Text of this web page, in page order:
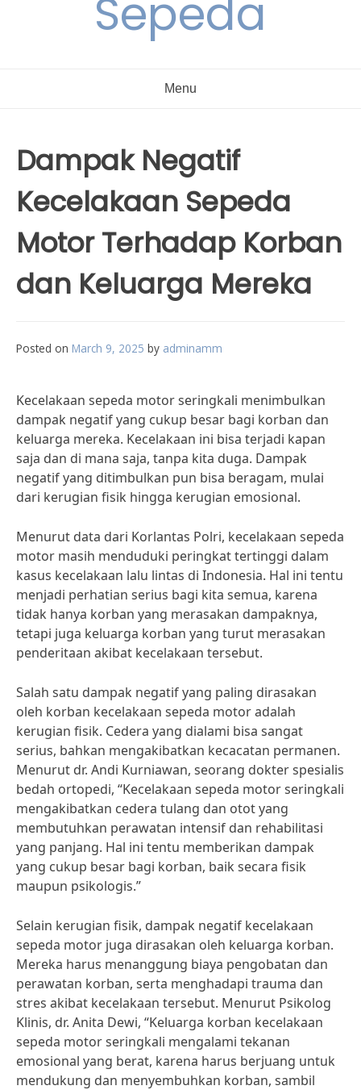
Sepeda
Menu
Dampak Negatif
Kecelakaan Sepeda
Motor Terhadap Korban
dan Keluarga Mereka
Posted on March 9, 2025 by adminamm
Kecelakaan sepeda motor seringkali menimbulkan
dampak negatif yang cukup besar bagi korban dan
keluarga mereka. Kecelakaan ini bisa terjadi kapan
saja dan di mana saja, tanpa kita duga. Dampak
negatif yang ditimbulkan pun bisa beragam, mulai
dari kerugian fisik hingga kerugian emosional.
Menurut data dari Korlantas Polri, kecelakaan sepeda
motor masih menduduki peringkat tertinggi dalam
kasus kecelakaan lalu lintas di Indonesia. Hal ini tentu
menjadi perhatian serius bagi kita semua, karena
tidak hanya korban yang merasakan dampaknya,
tetapi juga keluarga korban yang turut merasakan
penderitaan akibat kecelakaan tersebut.
Salah satu dampak negatif yang paling dirasakan
oleh korban kecelakaan sepeda motor adalah
kerugian fisik. Cedera yang dialami bisa sangat
serius, bahkan mengakibatkan kecacatan permanen.
Menurut dr. Andi Kurniawan, seorang dokter spesialis
bedah ortopedi, “Kecelakaan sepeda motor seringkali
mengakibatkan cedera tulang dan otot yang
membutuhkan perawatan intensif dan rehabilitasi
yang panjang. Hal ini tentu memberikan dampak
yang cukup besar bagi korban, baik secara fisik
maupun psikologis.”
Selain kerugian fisik, dampak negatif kecelakaan
sepeda motor juga dirasakan oleh keluarga korban.
Mereka harus menanggung biaya pengobatan dan
perawatan korban, serta menghadapi trauma dan
stres akibat kecelakaan tersebut. Menurut Psikolog
Klinis, dr. Anita Dewi, “Keluarga korban kecelakaan
sepeda motor seringkali mengalami tekanan
emosional yang berat, karena harus berjuang untuk
mendukung dan menyembuhkan korban, sambil